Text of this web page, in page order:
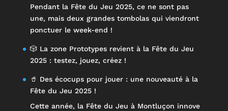
Pendant la Fête du Jeu 2025, ce ne sont pas
une, mais deux grandes tombolas qui viendront
ponctuer le week-end !
🎲 La zone Prototypes revient à la Fête du Jeu
2025 : testez, jouez, créez !
🥤 Des écocups pour jouer : une nouveauté à la
Fête du Jeu 2025 !
Cette année, la Fête du Jeu à Montluçon innove